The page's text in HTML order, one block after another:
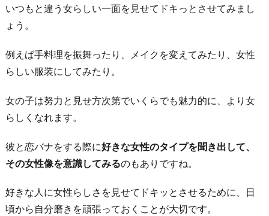
いつもと違う女らしい一面を見せてドキっとさせてみまし
ょう。
例えば手料理を振舞ったり、メイクを変えてみたり、女性
らしい服装にしてみたり。
女の子は努力と見せ方次第でいくらでも魅力的に、より女
らしくなれます。
彼と恋バナをする際に好きな女性のタイプを聞き出して、
その女性像を意識してみるのもありですね。
好きな人に女性らしさを見せてドキッとさせるために、日
頃から自分磨きを頑張っておくことが大切です。